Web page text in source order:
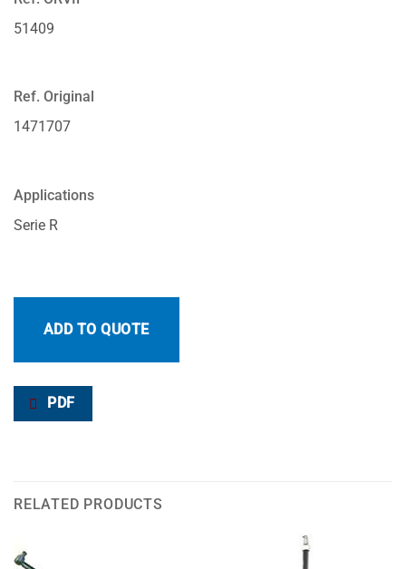
51409
Ref. Original
1471707
Applications
Serie R
ADD TO QUOTE
PDF
RELATED PRODUCTS